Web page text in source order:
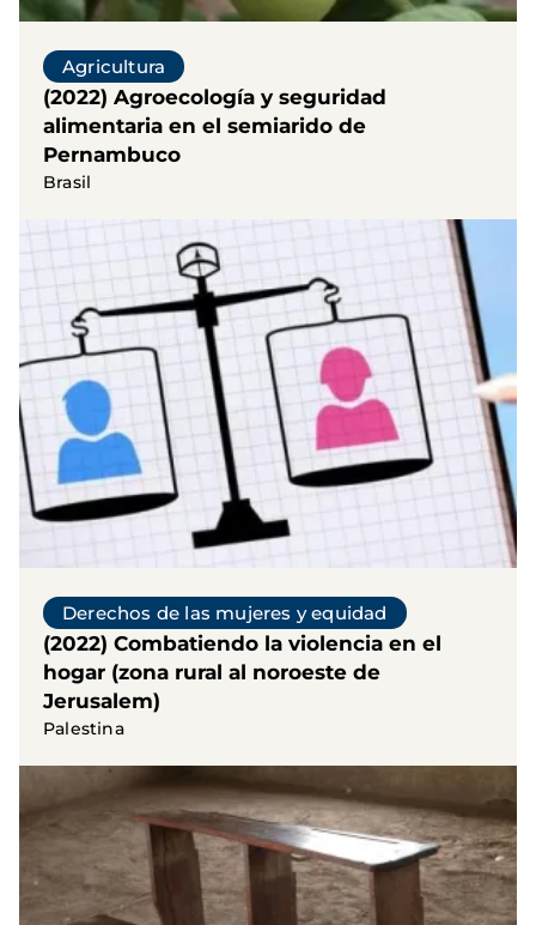
Agricultura
(2022) Agroecología y seguridad
alimentaria en el semiarido de
Pernambuco
Brasil
Derechos de las mujeres y equidad
(2022) Combatiendo la violencia en el
hogar (zona rural al noroeste de
Jerusalem)
Palestina